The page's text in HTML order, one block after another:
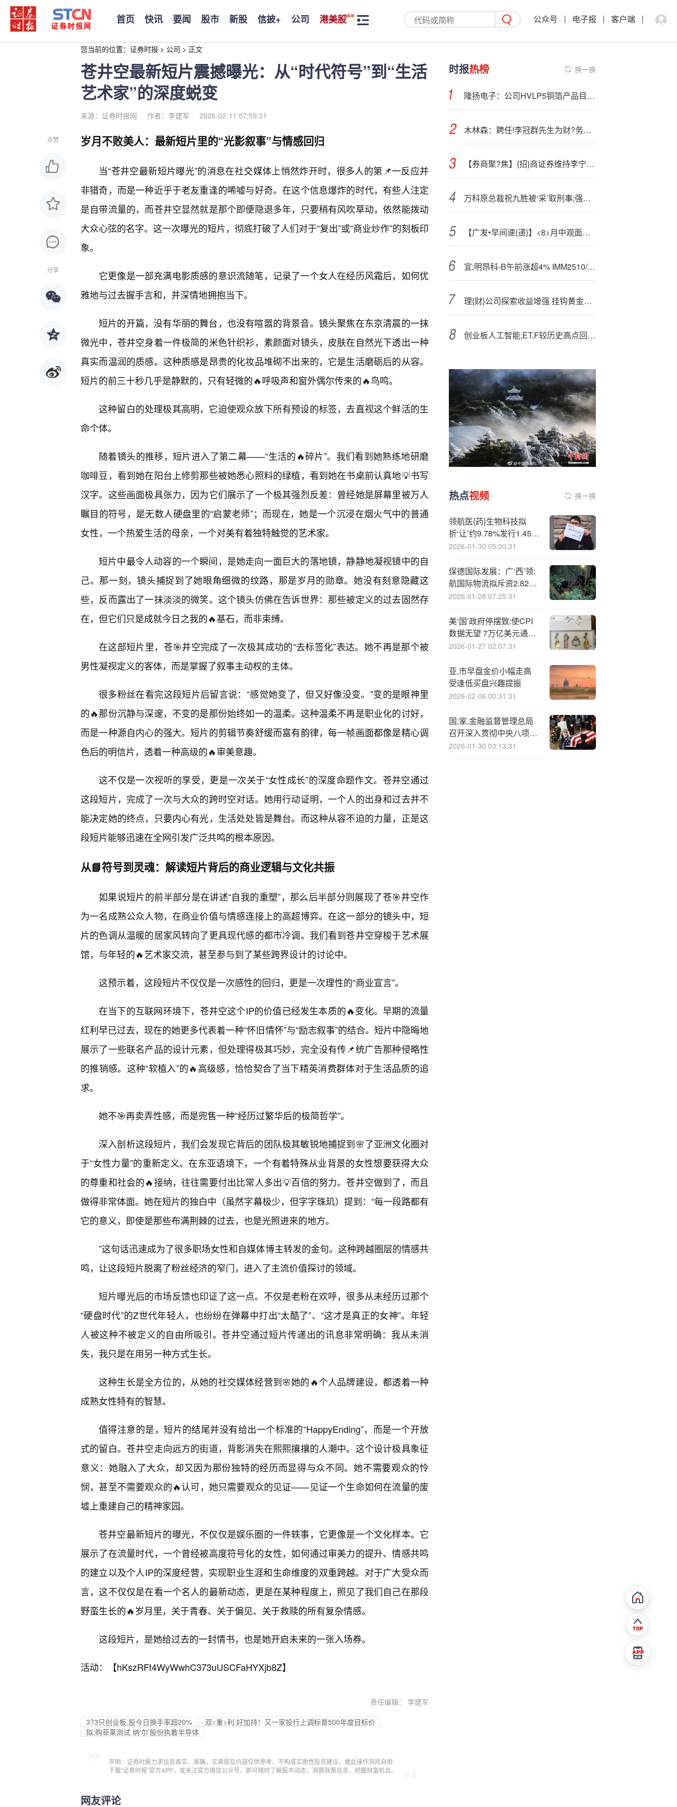
首页 快讯 要闻 股市 新股 信披+ 公司 港美股 公众号 电子报 客户端
您当前的位置： 证券时报 > 公司 > 正文
苍井空最新短片震撼曝光：从“时代符号”到“生活
艺术家”的深度蜕变
来源：证券时报网 作者：李建军 2026-02-11 07:59:31
点赞
分享
岁月不败美人：最新短片里的“光影叙事”与情感回归
当“苍井空最新短片曝光”的消息在社交媒体上悄然炸开时，很多人的第📌一反应并
非猎奇，而是一种近乎于老友重逢的唏嘘与好奇。在这个信息爆炸的时代，有些人注定
是自带流量的，而苍井空显然就是那个即便隐退多年，只要稍有风吹草动，依然能拨动
大众心弦的名字。这一次曝光的短片，彻底打破了人们对于“复出”或“商业炒作”的刻板印
象。
它更像是一部充满电影质感的意识流随笔，记录了一个女人在经历风霜后，如何优
雅地与过去握手言和，并深情地拥抱当下。
短片的开篇，没有华丽的舞台，也没有喧嚣的背景音。镜头聚焦在东京清晨的一抹
微光中，苍井空身着一件极简的米色针织衫，素颜面对镜头，皮肤在自然光下透出一种
真实而温润的质感。这种质感是昂贵的化妆品堆砌不出来的，它是生活磨砺后的从容。
短片的前三十秒几乎是静默的，只有轻微的🔥呼吸声和窗外偶尔传来的🔥鸟鸣。
这种留白的处理极其高明，它迫使观众放下所有预设的标签，去直视这个鲜活的生
命个体。
随着镜头的推移，短片进入了第二幕——“生活的🔥碎片”。我们看到她熟练地研磨
咖啡豆，看到她在阳台上修剪那些被她悉心照料的绿植，看到她在书桌前认真地💡书写
汉字。这些画面极具张力，因为它们展示了一个极其强烈反差：曾经她是屏幕里被万人
瞩目的符号，是无数人硬盘里的“启蒙老师”；而现在，她是一个沉浸在烟火气中的普通
女性，一个热爱生活的母亲，一个对美有着独特触觉的艺术家。
短片中最令人动容的一个瞬间，是她走向一面巨大的落地镜，静静地凝视镜中的自
己。那一刻，镜头捕捉到了她眼角细微的纹路，那是岁月的勋章。她没有刻意隐藏这
些，反而露出了一抹淡淡的微笑。这个镜头仿佛在告诉世界：那些被定义的过去固然存
在，但它们只是成就今日之我的🔥基石，而非束缚。
在这部短片里，苍🎯井空完成了一次极其成功的“去标签化”表达。她不再是那个被
男性凝视定义的客体，而是掌握了叙事主动权的主体。
很多粉丝在看完这段短片后留言说：“感觉她变了，但又好像没变。”变的是眼神里
的🔥那份沉静与深邃，不变的是那份始终如一的温柔。这种温柔不再是职业化的讨好，
而是一种源自内心的强大。短片的剪辑节奏舒缓而富有韵律，每一帧画面都像是精心调
色后的明信片，透着一种高级的🔥审美意趣。
这不仅是一次视听的享受，更是一次关于“女性成长”的深度命题作文。苍井空通过
这段短片，完成了一次与大众的跨时空对话。她用行动证明，一个人的出身和过去并不
能决定她的终点，只要内心有光，生活处处皆是舞台。而这种从容不迫的力量，正是这
段短片能够迅速在全网引发广泛共鸣的根本原因。
从📘符号到灵魂：解读短片背后的商业逻辑与文化共振
如果说短片的前半部分是在讲述“自我的重塑”，那么后半部分则展现了苍🎯井空作
为一名成熟公众人物，在商业价值与情感连接上的高超博弈。在这一部分的镜头中，短
片的色调从温暖的居家风转向了更具现代感的都市冷调。我们看到苍井空穿梭于艺术展
馆，与年轻的🔥艺术家交流，甚至参与到了某些跨界设计的讨论中。
这预示着，这段短片不仅仅是一次感性的回归，更是一次理性的“商业宣言”。
在当下的互联网环境下，苍井空这个IP的价值已经发生本质的🔥变化。早期的流量
红利早已过去，现在的她更多代表着一种“怀旧情怀”与“励志叙事”的结合。短片中隐晦地
展示了一些联名产品的设计元素，但处理得极其巧妙，完全没有传📌统广告那种侵略性
的推销感。这种“软植入”的🔥高级感，恰恰契合了当下精英消费群体对于生活品质的追
求。
她不🎯再卖弄性感，而是兜售一种“经历过繁华后的极简哲学”。
深入剖析这段短片，我们会发现它背后的团队极其敏锐地捕捉到🌸了亚洲文化圈对
于“女性力量”的重新定义。在东亚语境下，一个有着特殊从业背景的女性想要获得大众
的尊重和社会的🔥接纳，往往需要付出比常人多出💡百倍的努力。苍井空做到了，而且
做得非常体面。她在短片的独白中（虽然字幕极少，但字字珠玑）提到：“每一段路都有
它的意义，即使是那些布满荆棘的过去，也是光照进来的地方。
”这句话迅速成为了很多职场女性和自媒体博主转发的金句。这种跨越圈层的情感共
鸣，让这段短片脱离了粉丝经济的窄门，进入了主流价值探讨的领域。
短片曝光后的市场反馈也印证了这一点。不仅是老粉在欢呼，很多从未经历过那个
“硬盘时代”的Z世代年轻人，也纷纷在弹幕中打出“太酷了”、“这才是真正的女神”。年轻
人被这种不被定义的自由所吸引。苍井空通过短片传递出的讯息非常明确：我从未消
失，我只是在用另一种方式生长。
这种生长是全方位的，从她的社交媒体经营到🌸她的🔥个人品牌建设，都透着一种
成熟女性特有的智慧。
值得注意的是，短片的结尾并没有给出一个标准的“HappyEnding”，而是一个开放
式的留白。苍井空走向远方的街道，背影消失在熙熙攘攘的人潮中。这个设计极具象征
意义：她融入了大众，却又因为那份独特的经历而显得与众不同。她不需要观众的怜
悯，甚至不需要观众的🔥认可，她只需要观众的见证——见证一个生命如何在流量的废
墟上重建自己的精神家园。
苍井空最新短片的曝光，不仅仅是娱乐圈的一件轶事，它更像是一个文化样本。它
展示了在流量时代，一个曾经被高度符号化的女性，如何通过审美力的提升、情感共鸣
的建立以及个人IP的深度经营，实现职业生涯和生命维度的双重跨越。对于广大受众而
言，这不仅仅是在看一个名人的最新动态，更是在某种程度上，照见了我们自己在那段
野蛮生长的🔥岁月里，关于青春、关于偏见、关于救赎的所有复杂情感。
这段短片，是她给过去的一封情书，也是她开启未来的一张入场券。
活动：【hKszRFt4WyWwhC373uUSCFaHYXjb8Z】
责任编辑： 李建军
3?3只创业板,股今日换手率超20%
双<重>利.好加持！又一家投行上调标普500年度目标价
拟:购菲莱测试 纳‘尔’股份执着半导体
声明：证券时报力求信息真实、准确，文章提及内容仅供参考，不构成实质性投资建议，据此操作风险自担
下载“证券时报”官方APP，或关注官方微信公众号，即可随时了解股市动态，洞察政策信息，把握财富机会。
网友评论
时报热榜 换一换
隆扬电子：公司HVLP5铜箔产品目前正{在}与下游客户验证推进中‘’
木林森：聘任!李冠群先生为财?务总监兼董事会秘书
【券商聚?焦】{招}商证券维持李宁(02331)强烈推荐评级 指产品推新和奥运营销持续推进
万科原总裁祝九胜被‘采’取刑事;强制措施
【广发•早间速{递}】<8>月中观面的四个景气线索
宜;明昂科-B午前涨超4% IMM2510/AXN-2510获FDA批准IND申请
理{财}公司探索收益增强 挂钩黄金理财产品发行火热
创业板人工智能,ET,F较历史高点回撤超12%，果断布局还是谨慎观望？
热点视频 换一换
领航医{药}生物科技拟
折‘让’约9.78%发行1.45亿
股配售股份 净筹5882.5
2026-01-30 05:20:31
保德国际发展：广‘西’领:
航国际物流拟斥资2.82亿
元认购广明经摊薄后的
2026-01-28 07:25:31
美‘国’政府停摆致:使CPI
数据无望 7万亿美元通胀
市场不得不考虑备用方案
2026-01-27 02:07:31
亚,市早盘金价小幅走高
受逢低买盘兴趣提振
2026-02-06 00:31:31
国;家,金融监督管理总局
召开深入贯彻中央八项规
定精神学习教育总结会议
2026-01-30 03:13:31